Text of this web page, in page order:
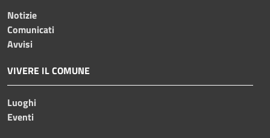
Notizie
Comunicati
Avvisi
VIVERE IL COMUNE
Luoghi
Eventi